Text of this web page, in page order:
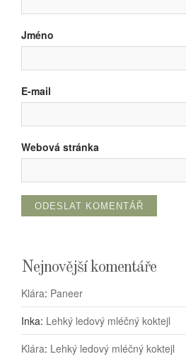
Jméno
E-mail
Webová stránka
Nejnovější komentáře
Klára: Paneer
Inka: Lehký ledový mléčný koktejl
Klára: Lehký ledový mléčný koktejl